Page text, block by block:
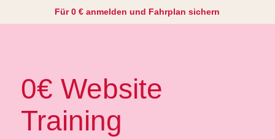
Für 0 € anmelden und Fahrplan sichern
0€ Website
Training